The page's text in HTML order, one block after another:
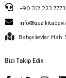
+90 312 223 7773
Bahçelievler Mah.
Bizi Takip Edin